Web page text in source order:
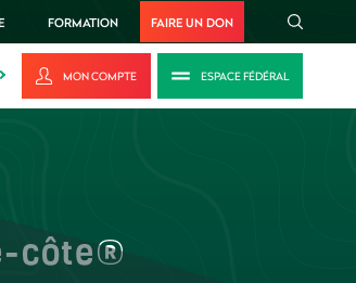
FORMATION FAIRE UN DON
MON COMPTE ESPACE FÉDÉRAL
côte®